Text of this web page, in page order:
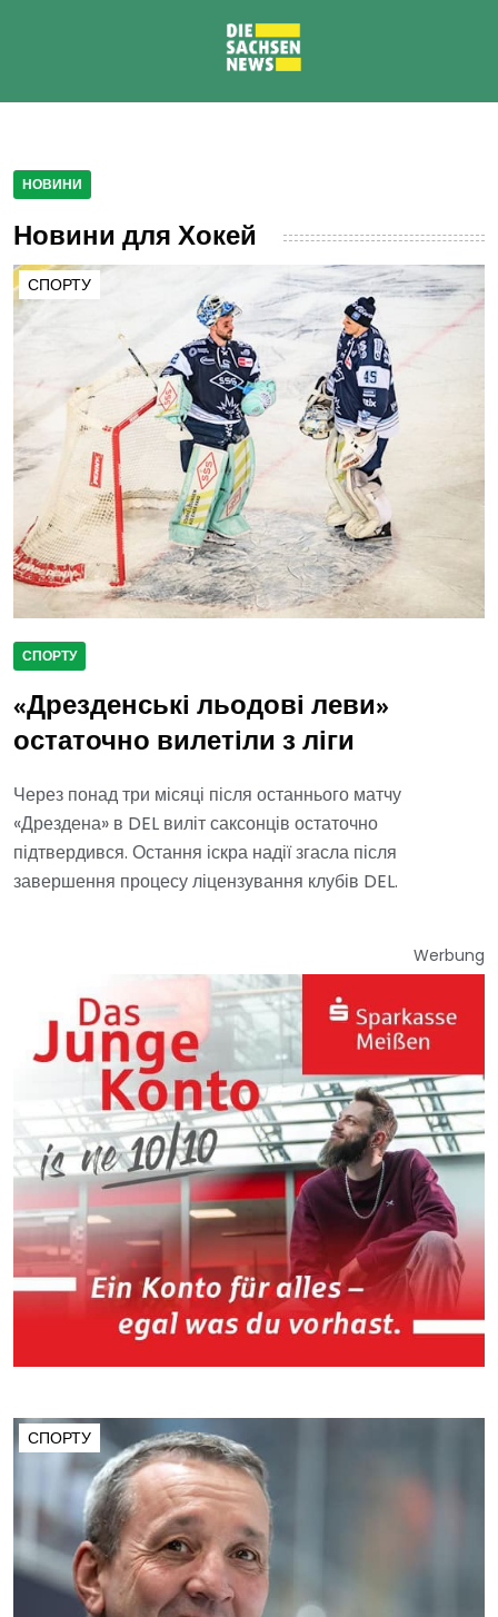
НОВИНИ
Новини для Хокей
СПОРТУ
СПОРТУ
«Дрезденські льодові леви»
остаточно вилетіли з ліги
Через понад три місяці після останнього матчу
«Дрездена» в DEL виліт саксонців остаточно
підтвердився. Остання іскра надії згасла після
завершення процесу ліцензування клубів DEL.
Werbung
СПОРТУ